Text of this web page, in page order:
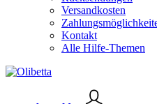
Versandkosten
Kontakt
Alle Hilfe-Themen